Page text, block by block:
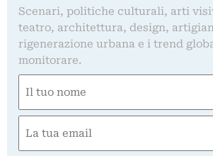
Scenari, politiche culturali, arti
teatro, architettura, design,
rigenerazione urbana e i trend
monitorare.
(Required)
First
(Required)